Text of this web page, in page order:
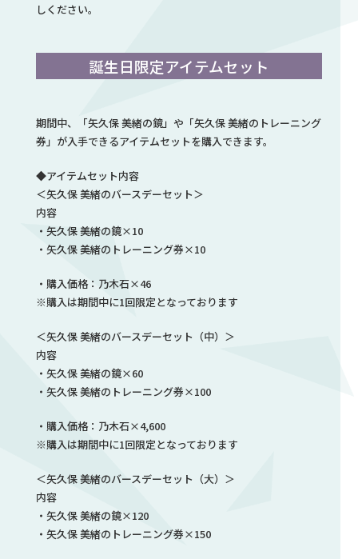
しください。
誕生日限定アイテムセット
期間中、「矢久保 美緒の鏡」や「矢久保 美緒のトレーニング
券」が入手できるアイテムセットを購入できます。
◆アイテムセット内容
＜矢久保 美緒のバースデーセット＞
内容
・矢久保 美緒の鏡×10
・矢久保 美緒のトレーニング券×10
・購入価格：乃木石×46
※購入は期間中に1回限定となっております
＜矢久保 美緒のバースデーセット（中）＞
内容
・矢久保 美緒の鏡×60
・矢久保 美緒のトレーニング券×100
・購入価格：乃木石×4,600
※購入は期間中に1回限定となっております
＜矢久保 美緒のバースデーセット（大）＞
内容
・矢久保 美緒の鏡×120
・矢久保 美緒のトレーニング券×150